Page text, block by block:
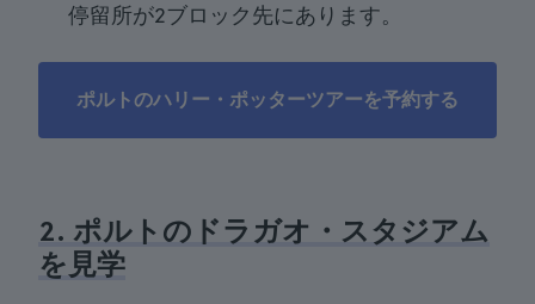
停留所が2ブロック先にあります。
ポルトのハリー・ポッターツアーを予約する
2. ポルトのドラガオ・スタジアム
を見学